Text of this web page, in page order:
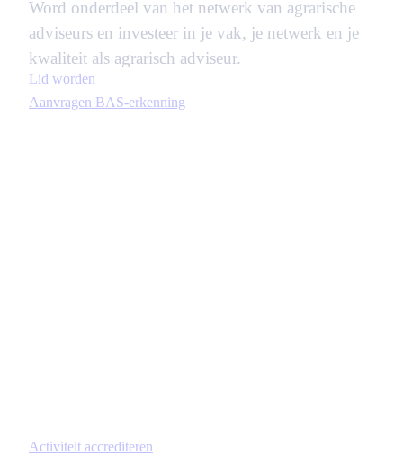
Word onderdeel van het netwerk van agrarische
adviseurs en investeer in je vak, je netwerk en je
kwaliteit als agrarisch adviseur.
Lid worden
Aanvragen BAS-erkenning
Activiteit accrediteren